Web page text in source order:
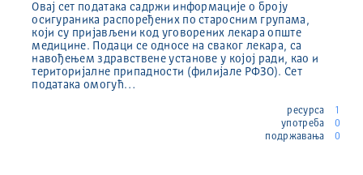
Овај сет података садржи информације о броју
осигураника распоређених по старосним групама,
који су пријављени код уговорених лекара опште
медицине. Подаци се односе на сваког лекара, са
навођењем здравствене установе у којој ради, као и
територијалне припадности (филијале РФЗО). Сет
података омогућ…
ресурса
1
употреба
0
подржавања
0